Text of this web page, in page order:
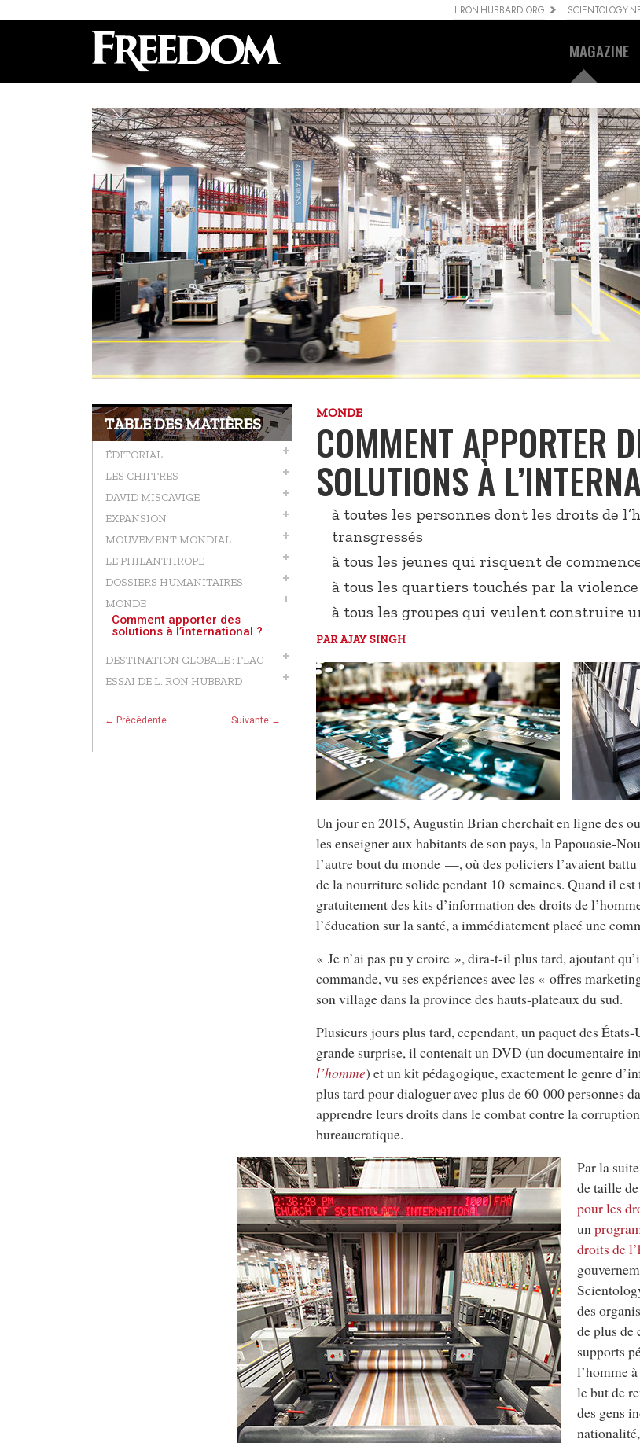
L RON HUBBARD.ORG SCIENTOLOGY
MAGAZINE
TABLE DES MATIÈRES
ÉDITORIAL
LES CHIFFRES
DAVID MISCAVIGE
EXPANSION
MOUVEMENT MONDIAL
LE PHILANTHROPE
DOSSIERS HUMANITAIRES
MONDE
Comment apporter des
solutions à l’international ?
DESTINATION GLOBALE : FLAG
ESSAI DE L. RON HUBBARD
← Précédente Suivante →
MONDE
COMMENT APPORTER
SOLUTIONS À
à toutes les personnes dont les droits de
transgressés
à tous les jeunes qui risquent de
à tous les quartiers touchés par la
à tous les groupes qui veulent construire
PARAJAY SINGH
Un jour en 2015, Augustin Brian cherchait en ligne des
les enseigner aux habitants de son pays, la Papouasie-
l’autre bout du monde —, où des policiers l’avaient battu
de la nourriture solide pendant 10 semaines. Quand il
gratuitement des kits d’information des droits de
l’éducation sur la santé, a immédiatement placé une
« Je n’ai pas pu y croire », dira-t-il plus tard, ajoutant
commande, vu ses expériences avec les « offres
son village dans la province des hauts-plateaux du sud.
Plusieurs jours plus tard, cependant, un paquet des
grande surprise, il contenait un DVD (un documentaire
l’homme) et un kit pédagogique, exactement le genre
plus tard pour dialoguer avec plus de 60 000 personnes
apprendre leurs droits dans le combat contre la
bureaucratique.
Par la
de taille
pour les
un
droits de
des
de plus de
supports
l’homme
le but de
des gens